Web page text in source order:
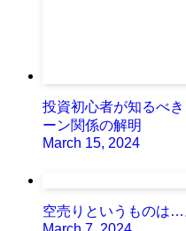
投資初心者が知るべ
ーン関係の解明
March 15, 2024
空売りというものは…